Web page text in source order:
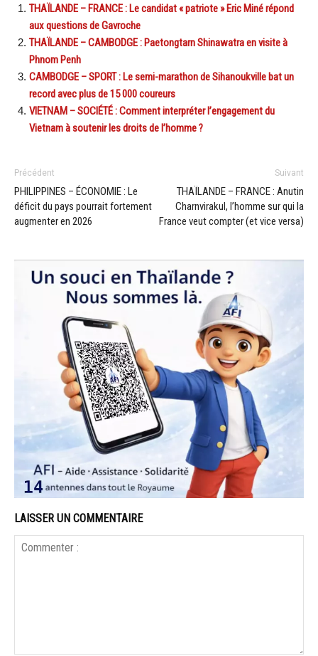
THAÏLANDE – FRANCE : Le candidat « patriote » Eric Miné répond
aux questions de Gavroche
THAÏLANDE – CAMBODGE : Paetongtarn Shinawatra en visite à
Phnom Penh
CAMBODGE – SPORT : Le semi-marathon de Sihanoukville bat un
record avec plus de 15 000 coureurs
VIETNAM – SOCIÉTÉ : Comment interpréter l’engagement du
Vietnam à soutenir les droits de l’homme ?
Précédent
PHILIPPINES – ÉCONOMIE : Le
déficit du pays pourrait fortement
augmenter en 2026
Suivant
THAÏLANDE – FRANCE : Anutin
Charnvirakul, l’homme sur qui la
France veut compter (et vice versa)
LAISSER UN COMMENTAIRE